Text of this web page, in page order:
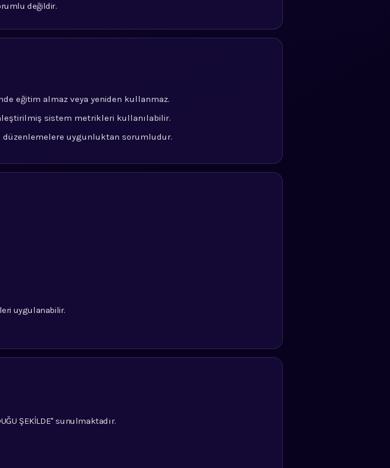
değildir.
eğitim almaz veya yeniden kullanmaz.
sistem metrikleri kullanılabilir.
uygunluktan sorumludur.
uygulanabilir.
ŞEKİLDE" sunulmaktadır.